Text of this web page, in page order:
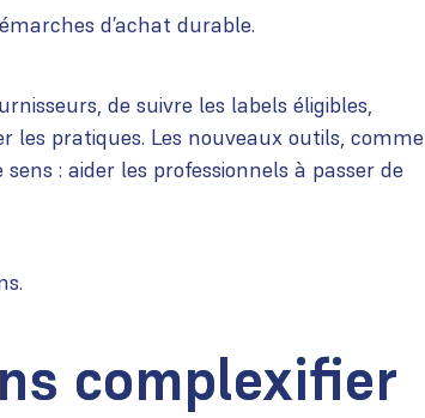
d’achat durable.
de suivre les labels éligibles,
les pratiques. Les nouveaux outils, comme
: aider les professionnels à passer de
complexifier